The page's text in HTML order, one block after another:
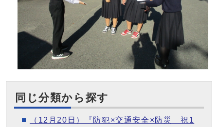
同じ分類から探す
（12月20日）『防犯×交通安全×防災 祝1